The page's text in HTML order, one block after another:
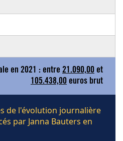
en 2021 : entre 21.090,00 et
105.438,00 euros brut
de l'évolution journalière
par Janna Bauters en